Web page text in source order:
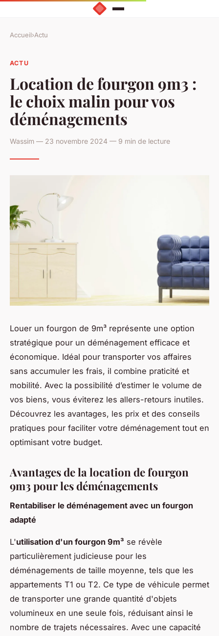
Accueil›Actu
ACTU
Location de fourgon 9m3 :
le choix malin pour vos
déménagements
Wassim — 23 novembre 2024 — 9 min de lecture
Louer un fourgon de 9m³ représente une option
stratégique pour un déménagement efficace et
économique. Idéal pour transporter vos affaires
sans accumuler les frais, il combine praticité et
mobilité. Avec la possibilité d’estimer le volume de
vos biens, vous éviterez les allers-retours inutiles.
Découvrez les avantages, les prix et des conseils
pratiques pour faciliter votre déménagement tout en
optimisant votre budget.
Avantages de la location de fourgon
9m3 pour les déménagements
Rentabiliser le déménagement avec un fourgon
adapté
L'utilisation d'un fourgon 9m³ se révèle
particulièrement judicieuse pour les
déménagements de taille moyenne, tels que les
appartements T1 ou T2. Ce type de véhicule permet
de transporter une grande quantité d'objets
volumineux en une seule fois, réduisant ainsi le
nombre de trajets nécessaires. Avec une capacité